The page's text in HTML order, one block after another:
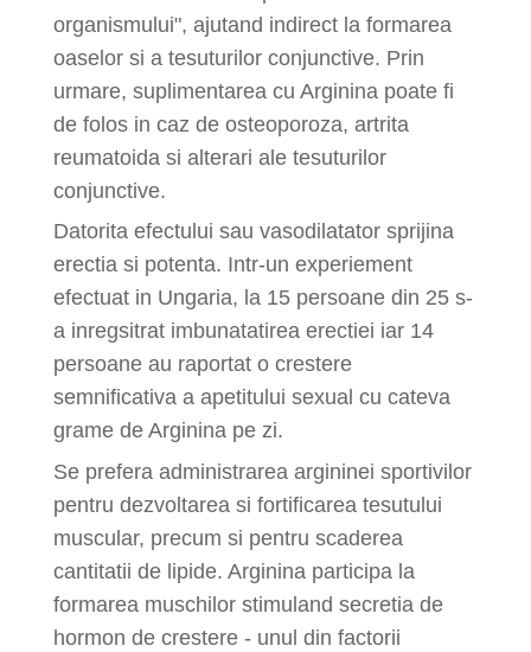
organismului", ajutand indirect la formarea
oaselor si a tesuturilor conjunctive. Prin
urmare, suplimentarea cu Arginina poate fi
de folos in caz de osteoporoza, artrita
reumatoida si alterari ale tesuturilor
conjunctive.
Datorita efectului sau vasodilatator sprijina
erectia si potenta. Intr-un experiement
efectuat in Ungaria, la 15 persoane din 25 s-
a inregsitrat imbunatatirea erectiei iar 14
persoane au raportat o crestere
semnificativa a apetitului sexual cu cateva
grame de Arginina pe zi.
Se prefera administrarea argininei sportivilor
pentru dezvoltarea si fortificarea tesutului
muscular, precum si pentru scaderea
cantitatii de lipide. Arginina participa la
formarea muschilor stimuland secretia de
hormon de crestere - unul din factorii